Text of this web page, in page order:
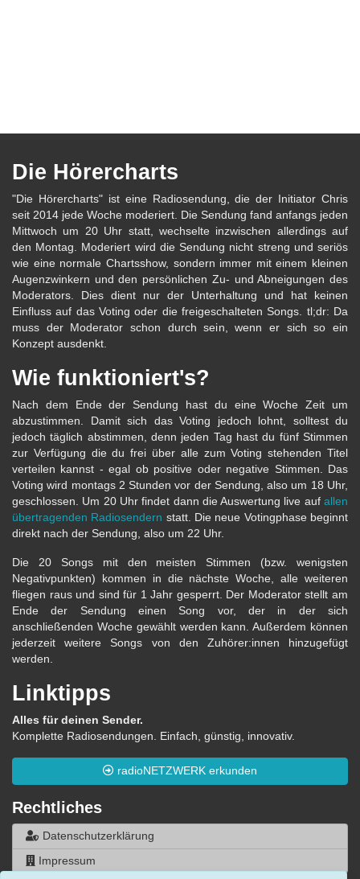
Die Hörercharts
"Die Hörercharts" ist eine Radiosendung, die der Initiator Chris
seit 2014 jede Woche moderiert. Die Sendung fand anfangs jeden
Mittwoch um 20 Uhr statt, wechselte inzwischen allerdings auf
den Montag. Moderiert wird die Sendung nicht streng und seriös
wie eine normale Chartsshow, sondern immer mit einem kleinen
Augenzwinkern und den persönlichen Zu- und Abneigungen des
Moderators. Dies dient nur der Unterhaltung und hat keinen
Einfluss auf das Voting oder die freigeschalteten Songs. tl;dr: Da
muss der Moderator schon durch sein, wenn er sich so ein
Konzept ausdenkt.
Wie funktioniert's?
Nach dem Ende der Sendung hast du eine Woche Zeit um
abzustimmen. Damit sich das Voting jedoch lohnt, solltest du
jedoch täglich abstimmen, denn jeden Tag hast du fünf Stimmen
zur Verfügung die du frei über alle zum Voting stehenden Titel
verteilen kannst - egal ob positive oder negative Stimmen. Das
Voting wird montags 2 Stunden vor der Sendung, also um 18 Uhr,
geschlossen. Um 20 Uhr findet dann die Auswertung live auf allen
übertragenden Radiosendern statt. Die neue Votingphase beginnt
direkt nach der Sendung, also um 22 Uhr.
Die 20 Songs mit den meisten Stimmen (bzw. wenigsten
Negativpunkten) kommen in die nächste Woche, alle weiteren
fliegen raus und sind für 1 Jahr gesperrt. Der Moderator stellt am
Ende der Sendung einen Song vor, der in der sich
anschließenden Woche gewählt werden kann. Außerdem können
jederzeit weitere Songs von den Zuhörer:innen hinzugefügt
werden.
Linktipps
Alles für deinen Sender.
Komplette Radiosendungen. Einfach, günstig, innovativ.
radioNETZWERK erkunden
Rechtliches
Datenschutzerklärung
Impressum